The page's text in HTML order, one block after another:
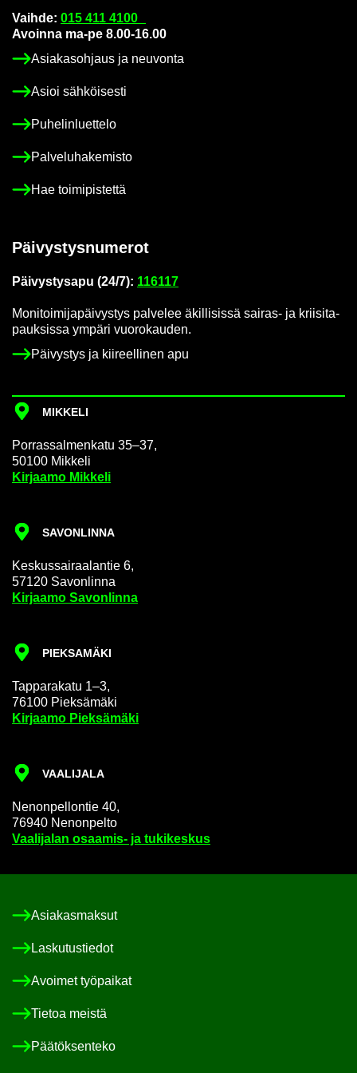
Vaih­de: 015 411 4100
Avoin­na ma-pe 8.00-16.00
Asia­kas­oh­jaus ja neu­von­ta
Asioi säh­köi­ses­ti
Pu­he­lin­luet­te­lo
Pal­ve­lu­ha­ke­mis­to
Hae toi­mi­pis­tet­tä
Päi­vys­tys­nu­me­rot
Päi­vys­tys­a­pu (24/7): 116117
Mo­ni­toi­mi­ja­päi­vys­tys pal­ve­lee äkil­li­sis­sä sairas-​ ja krii­si­ta­
pauk­sis­sa ym­pä­ri vuo­ro­kau­den.
Päi­vys­tys ja kii­reel­li­nen apu
MIK­KE­LI
Por­ras­sal­men­ka­tu 35–37,
50100 Mik­ke­li
Kir­jaa­mo Mik­ke­li
SA­VON­LIN­NA
Kes­kus­sai­raa­lan­tie 6,
57120 Sa­von­lin­na
Kir­jaa­mo Sa­von­lin­na
PIEK­SA­MÄ­KI
Tap­pa­ra­ka­tu 1–3,
76100 Piek­sä­mä­ki
Kir­jaa­mo Piek­sä­mä­ki
VAA­LI­JA­LA
Ne­non­pel­lon­tie 40,
76940 Ne­non­pel­to
Vaa­li­ja­lan osaamis-​ ja tu­ki­kes­kus
Asia­kas­mak­sut
Las­ku­tus­tie­dot
Avoi­met työ­pai­kat
Tie­toa meis­tä
Pää­tök­sen­te­ko